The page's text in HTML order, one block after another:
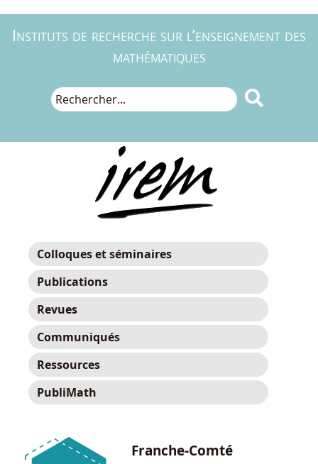
Instituts de recherche sur l’enseignement des
mathématiques

Colloques et séminaires
Publications
Revues
Communiqués
Ressources
PubliMath
Franche-Comté